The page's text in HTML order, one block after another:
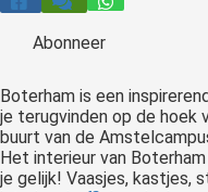
Abonneer
Boterham is een
je terugvinden op de hoek
buurt van de
Het interieur van
je gelijk! Vaasjes, kastjes,
gebruikt
te
Hierdoor
website-